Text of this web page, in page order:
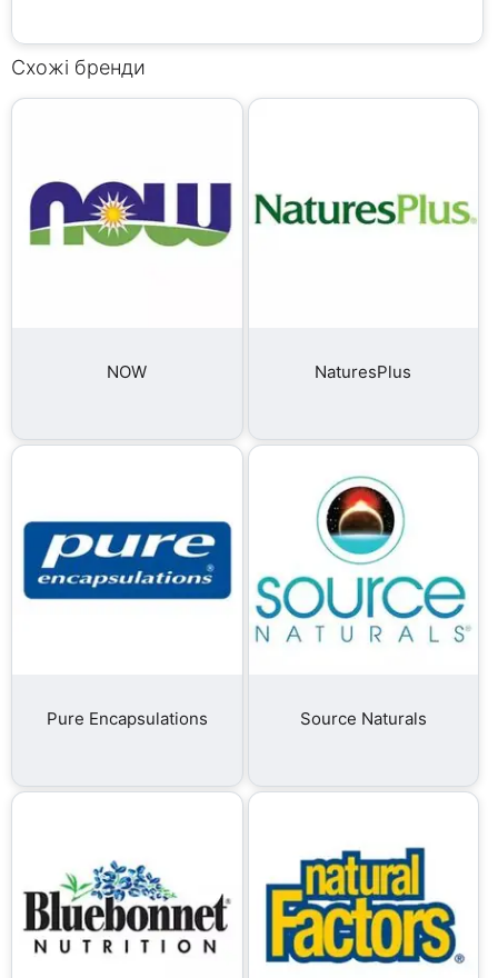
Схожі бренди
NOW NaturesPlus
Pure Encapsulations Source Naturals